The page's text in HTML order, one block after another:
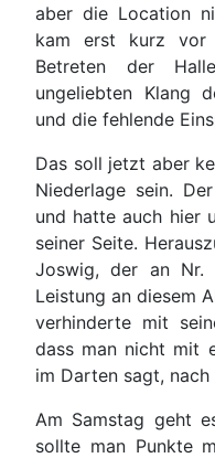
aber die Location
kam erst kurz vor
Betreten der
ungeliebten Klang
und die fehlende
Das soll jetzt aber
Niederlage sein.
und hatte auch hier
seiner Seite.
Joswig, der an Nr.
Leistung an diesem
verhinderte mit
dass man nicht mit
im Darten sagt, nach
Am Samstag geht
sollte man Punkte